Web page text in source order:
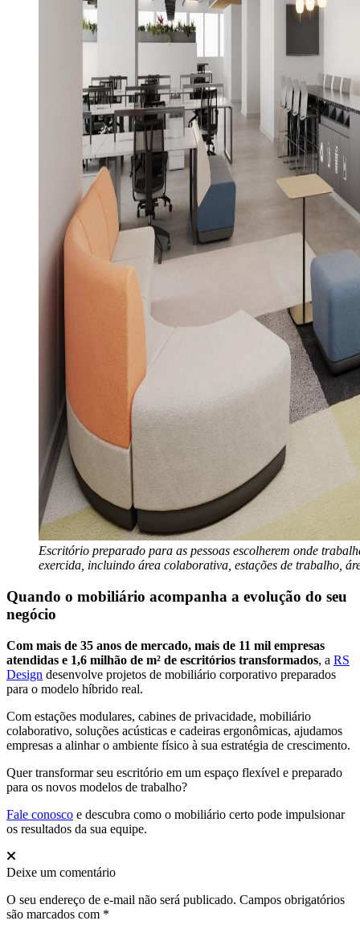
Escritório preparado para as pessoas escolherem onde
exercida, incluindo área colaborativa, estações de trabalho,
Quando o mobiliário acompanha a evolução do seu
negócio
Com mais de 35 anos de mercado, mais de 11 mil empresas
atendidas e 1,6 milhão de m² de escritórios transformados, a RS
Design desenvolve projetos de mobiliário corporativo preparados
para o modelo híbrido real.
Com estações modulares, cabines de privacidade, mobiliário
colaborativo, soluções acústicas e cadeiras ergonômicas, ajudamos
empresas a alinhar o ambiente físico à sua estratégia de crescimento.
Quer transformar seu escritório em um espaço flexível e preparado
para os novos modelos de trabalho?
Fale conosco e descubra como o mobiliário certo pode impulsionar
os resultados da sua equipe.
Deixe um comentário
O seu endereço de e-mail não será publicado. Campos obrigatórios
são marcados com *